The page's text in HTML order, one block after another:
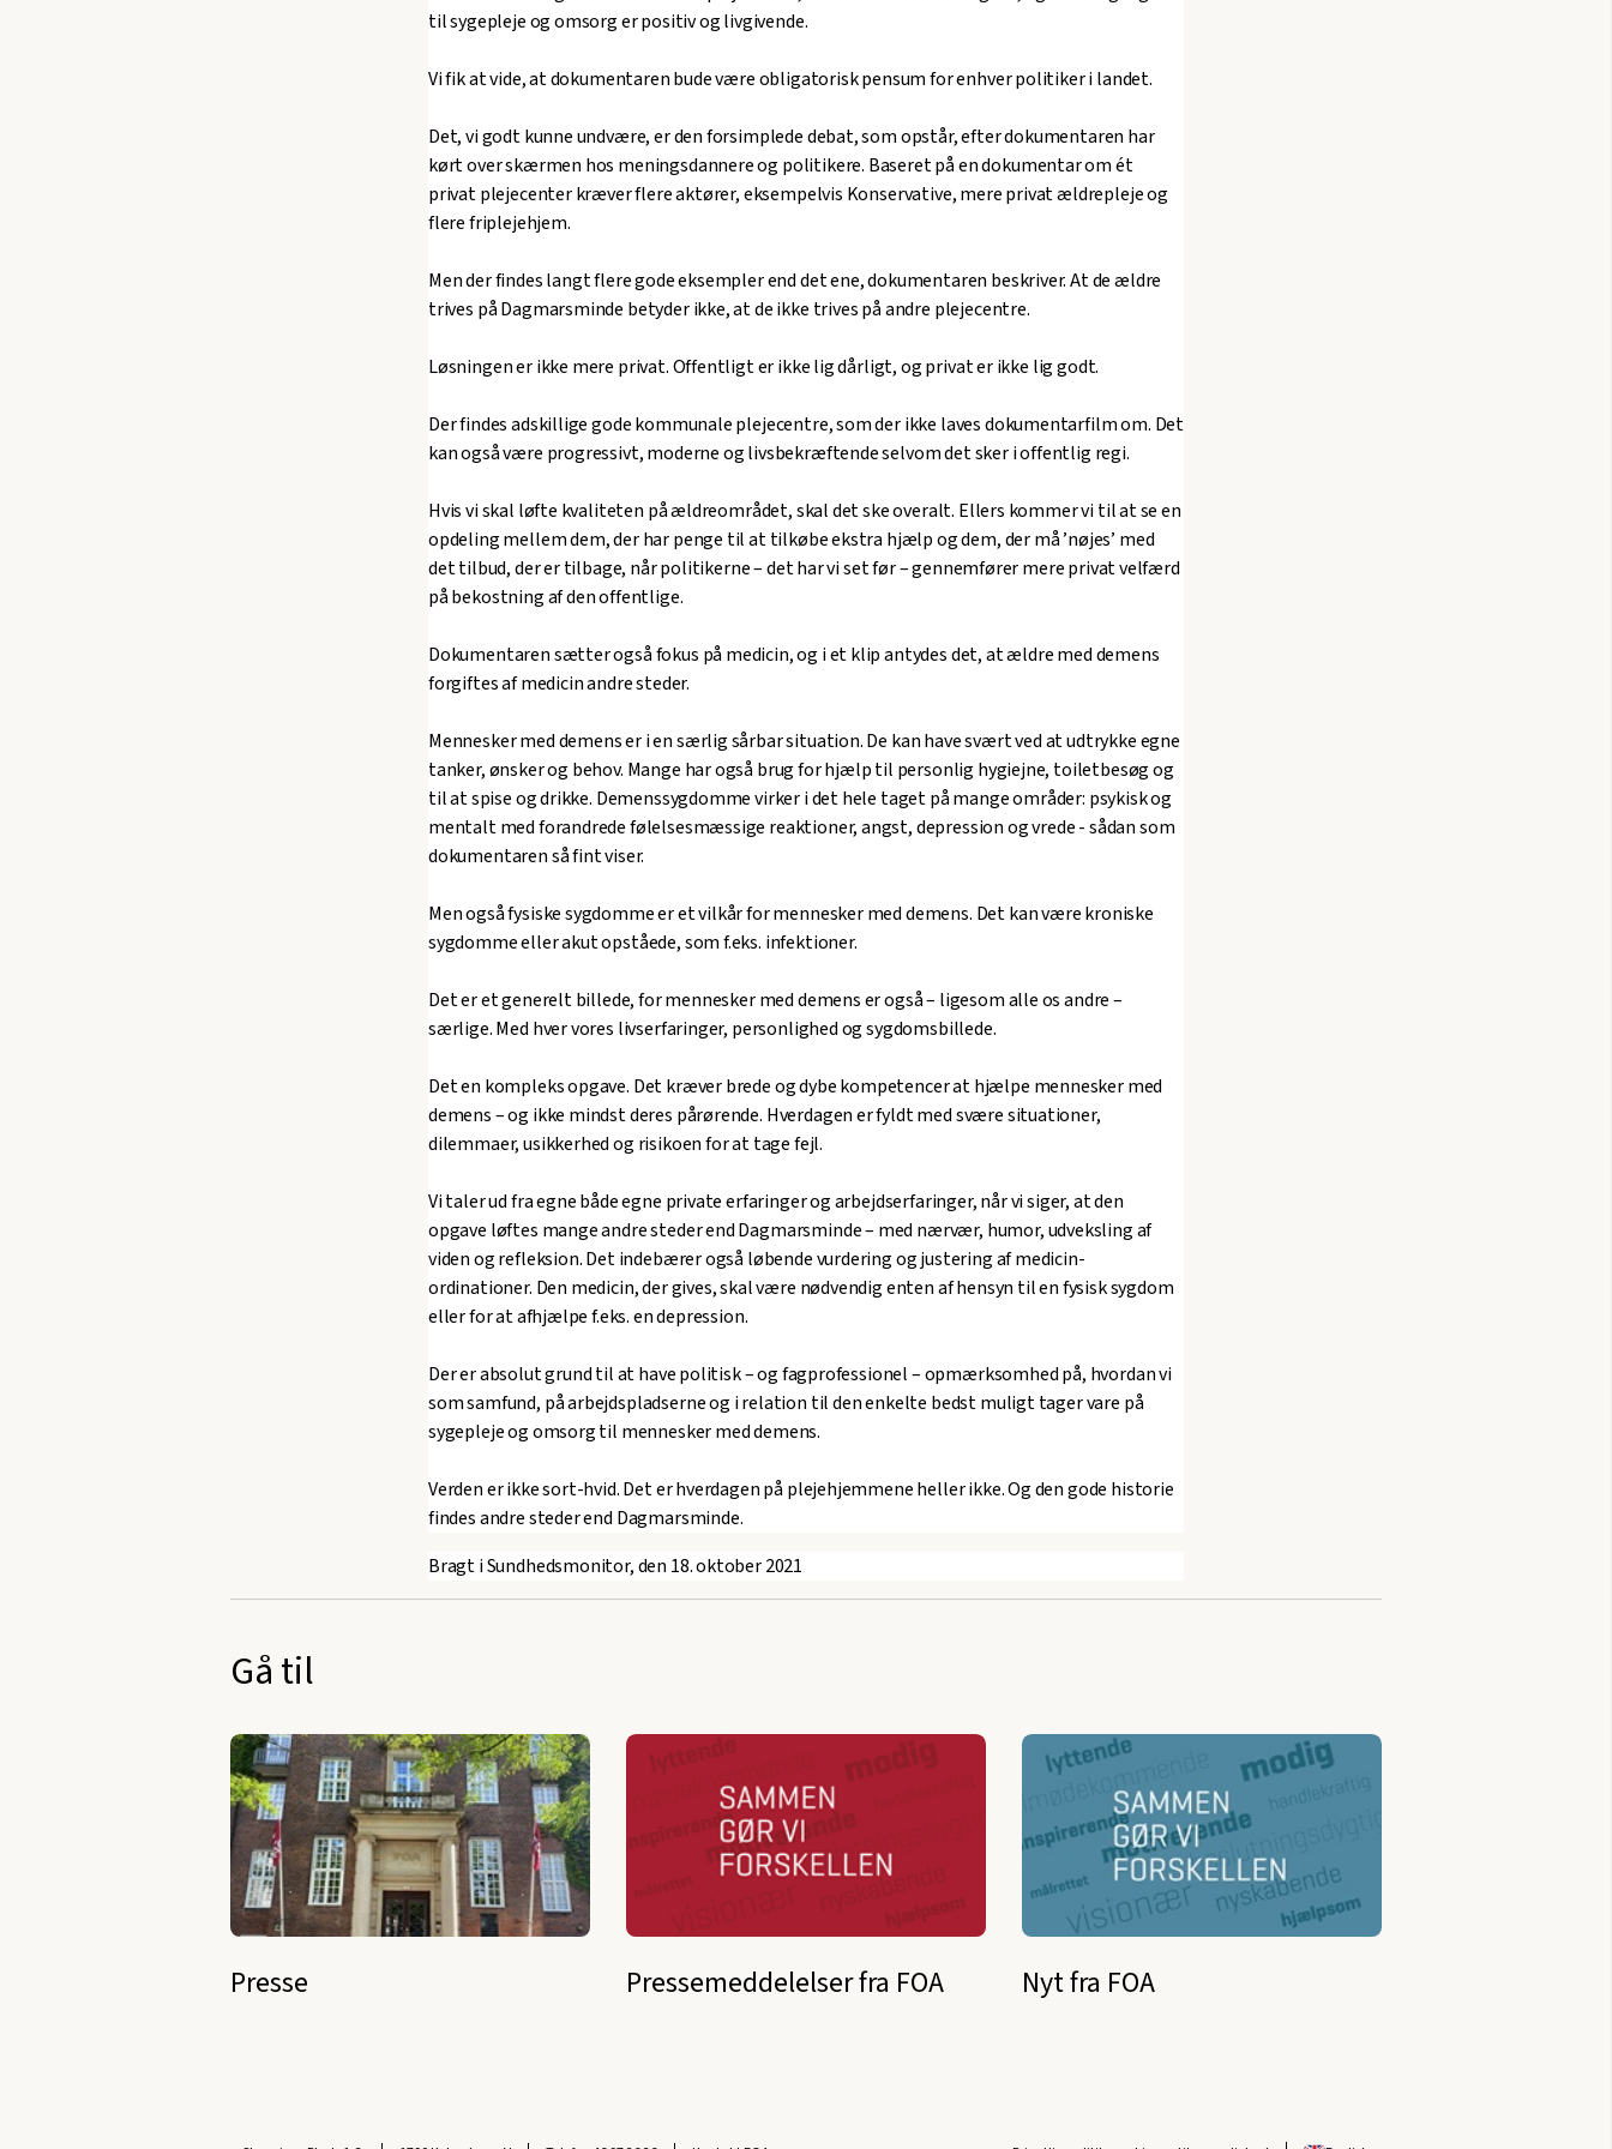
til sygepleje og omsorg er positiv og livgivende.
Vi fik at vide, at dokumentaren bude være obligatorisk pensum for enhver politiker i landet.
Det, vi godt kunne undvære, er den forsimplede debat, som opstår, efter dokumentaren har
kørt over skærmen hos meningsdannere og politikere. Baseret på en dokumentar om ét
privat plejecenter kræver flere aktører, eksempelvis Konservative, mere privat ældrepleje og
flere friplejehjem.
Men der findes langt flere gode eksempler end det ene, dokumentaren beskriver. At de ældre
trives på Dagmarsminde betyder ikke, at de ikke trives på andre plejecentre.
Løsningen er ikke mere privat. Offentligt er ikke lig dårligt, og privat er ikke lig godt.
Der findes adskillige gode kommunale plejecentre, som der ikke laves dokumentarfilm om. Det
kan også være progressivt, moderne og livsbekræftende selvom det sker i offentlig regi.
Hvis vi skal løfte kvaliteten på ældreområdet, skal det ske overalt. Ellers kommer vi til at se en
opdeling mellem dem, der har penge til at tilkøbe ekstra hjælp og dem, der må ’nøjes’ med
det tilbud, der er tilbage, når politikerne – det har vi set før – gennemfører mere privat velfærd
på bekostning af den offentlige.
Dokumentaren sætter også fokus på medicin, og i et klip antydes det, at ældre med demens
forgiftes af medicin andre steder.
Mennesker med demens er i en særlig sårbar situation. De kan have svært ved at udtrykke egne
tanker, ønsker og behov. Mange har også brug for hjælp til personlig hygiejne, toiletbesøg og
til at spise og drikke. Demenssygdomme virker i det hele taget på mange områder: psykisk og
mentalt med forandrede følelsesmæssige reaktioner, angst, depression og vrede - sådan som
dokumentaren så fint viser.
Men også fysiske sygdomme er et vilkår for mennesker med demens. Det kan være kroniske
sygdomme eller akut opståede, som f.eks. infektioner.
Det er et generelt billede, for mennesker med demens er også – ligesom alle os andre –
særlige. Med hver vores livserfaringer, personlighed og sygdomsbillede.
Det en kompleks opgave. Det kræver brede og dybe kompetencer at hjælpe mennesker med
demens – og ikke mindst deres pårørende. Hverdagen er fyldt med svære situationer,
dilemmaer, usikkerhed og risikoen for at tage fejl.
Vi taler ud fra egne både egne private erfaringer og arbejdserfaringer, når vi siger, at den
opgave løftes mange andre steder end Dagmarsminde – med nærvær, humor, udveksling af
viden og refleksion. Det indebærer også løbende vurdering og justering af medicin-
ordinationer. Den medicin, der gives, skal være nødvendig enten af hensyn til en fysisk sygdom
eller for at afhjælpe f.eks. en depression.
Der er absolut grund til at have politisk – og fagprofessionel – opmærksomhed på, hvordan vi
som samfund, på arbejdspladserne og i relation til den enkelte bedst muligt tager vare på
sygepleje og omsorg til mennesker med demens.
Verden er ikke sort-hvid. Det er hverdagen på plejehjemmene heller ikke. Og den gode historie
findes andre steder end Dagmarsminde.
Bragt i Sundhedsmonitor, den 18. oktober 2021
Gå til
Presse Pressemeddelelser fra FOA Nyt fra FOA